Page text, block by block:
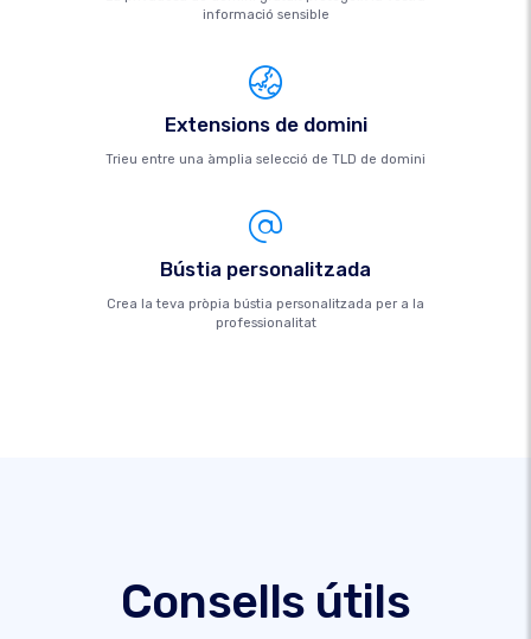
informació sensible
Extensions de domini
Trieu entre una àmplia selecció de TLD de domini
Bústia personalitzada
Crea la teva pròpia bústia personalitzada per a la
professionalitat
Consells útils